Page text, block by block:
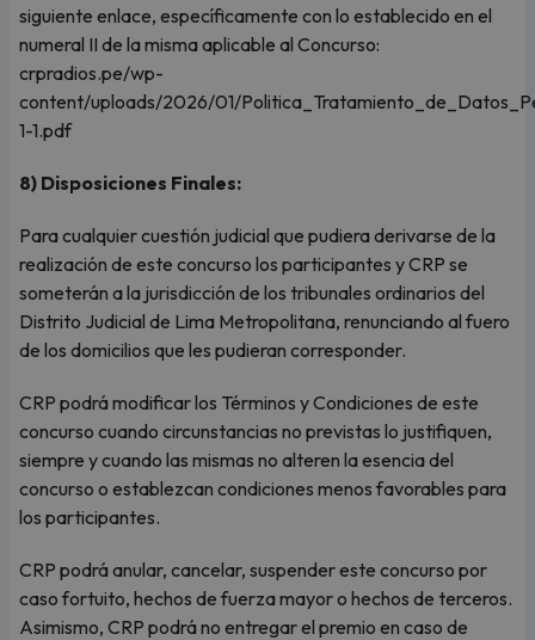
siguiente enlace, específicamente con lo establecido en el
numeral II de la misma aplicable al Concurso:
crpradios.pe/wp-
content/uploads/2026/01/
1-1.pdf
8) Disposiciones Finales:
Para cualquier cuestión judicial que pudiera derivarse de la
realización de este concurso los participantes y CRP se
someterán a la jurisdicción de los tribunales ordinarios del
Distrito Judicial de Lima Metropolitana, renunciando al fuero
de los domicilios que les pudieran corresponder.
CRP podrá modificar los Términos y Condiciones de este
concurso cuando circunstancias no previstas lo justifiquen,
siempre y cuando las mismas no alteren la esencia del
concurso o establezcan condiciones menos favorables para
los participantes.
CRP podrá anular, cancelar, suspender este concurso por
caso fortuito, hechos de fuerza mayor o hechos de terceros.
Asimismo, CRP podrá no entregar el premio en caso de